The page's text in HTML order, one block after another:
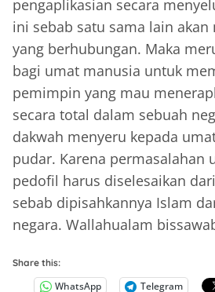
pengaplikasian secara
ini sebab satu sama lain
yang berhubungan. Maka
bagi umat manusia untuk
pemimpin yang mau
secara total dalam sebuah
dakwah menyeru kepada
pudar. Karena permasalahan
pedofil harus diselesaikan
sebab dipisahkannya Islam
negara. Wallahualam
Share this:
WhatsApp Telegram